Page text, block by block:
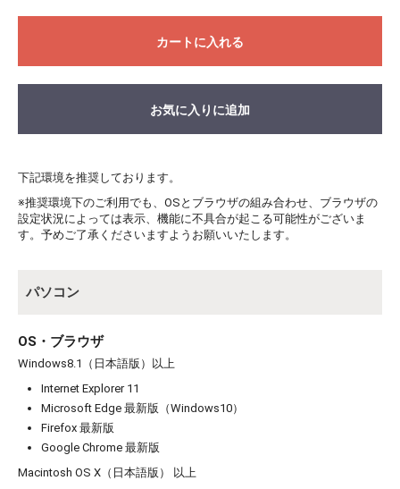
カートに入れる
お買い物を続ける カートへ進む
お気に入りに追加
下記環境を推奨しております。
※推奨環境下のご利用でも、OSとブラウザの組み合わせ、ブラウザの
設定状況によっては表示、機能に不具合が起こる可能性がございま
す。予めご了承くださいますようお願いいたします。
パソコン
OS・ブラウザ
Windows8.1（日本語版）以上
Internet Explorer 11
Microsoft Edge 最新版（Windows10）
Firefox 最新版
Google Chrome 最新版
Macintosh OS X（日本語版） 以上